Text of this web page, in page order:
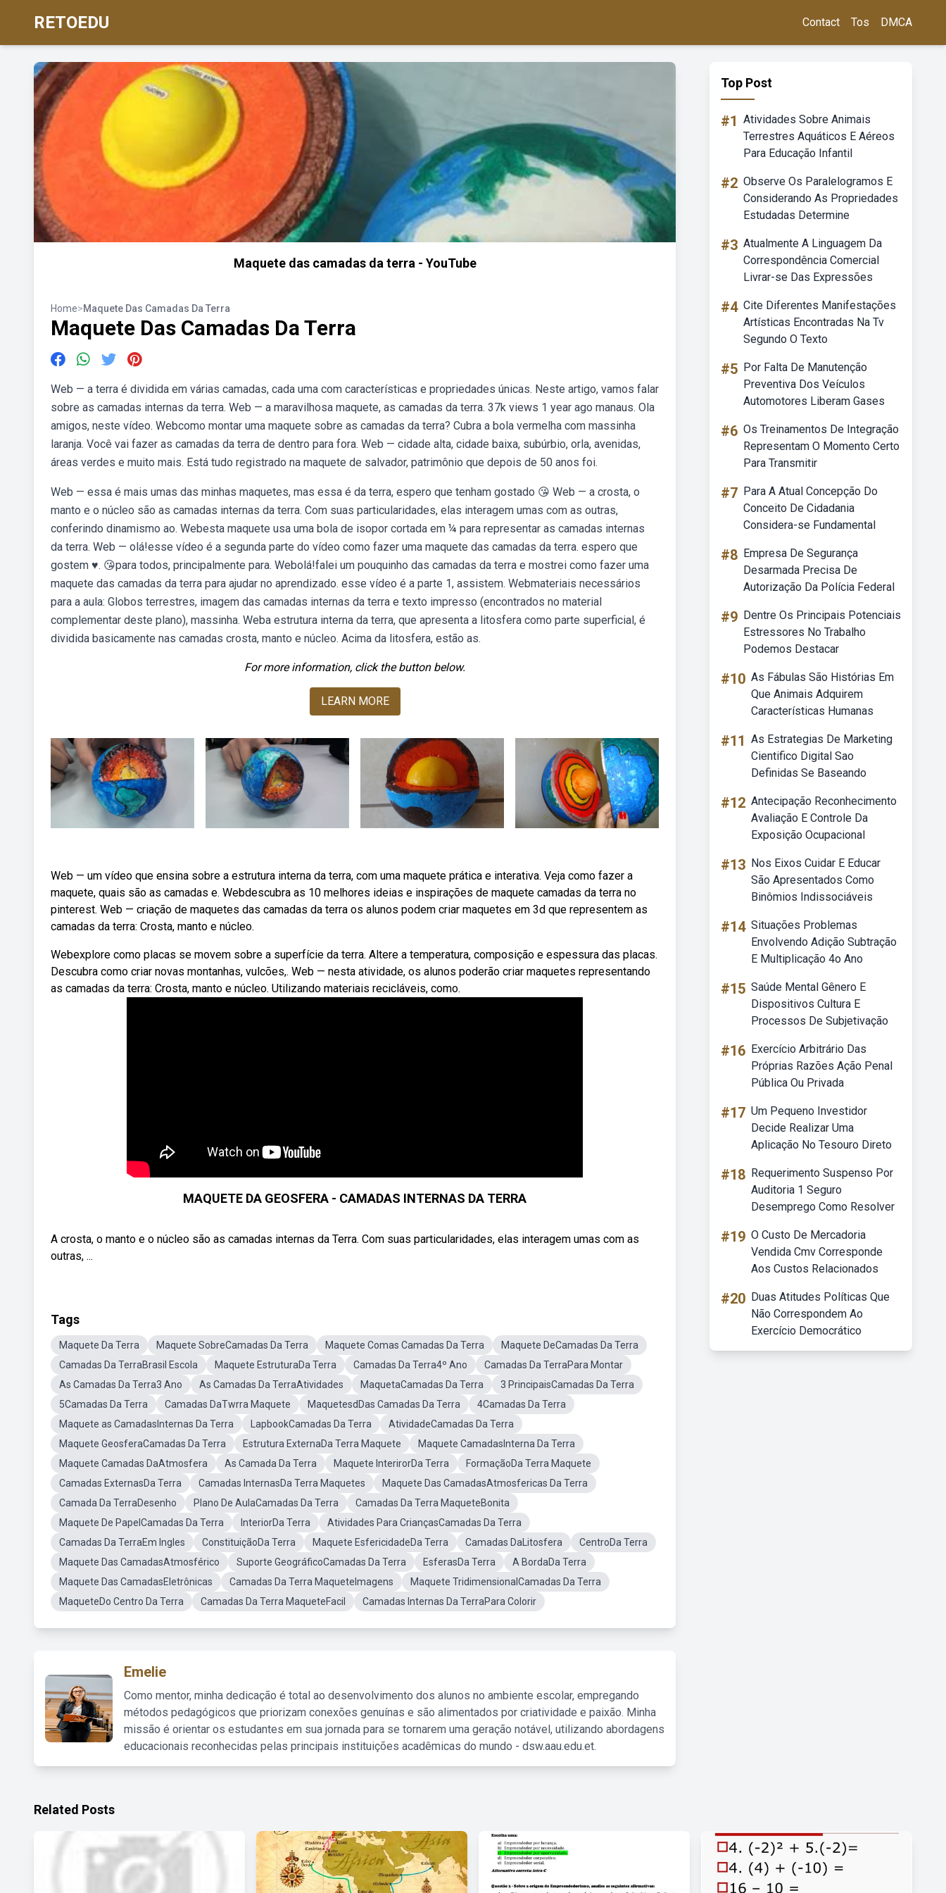
RETOEDU Contact Tos DMCA
Maquete das camadas da terra - YouTube
Home>Maquete Das Camadas Da Terra
Maquete Das Camadas Da Terra
Web — a terra é dividida em várias camadas, cada uma com características e propriedades únicas. Neste artigo, vamos falar
sobre as camadas internas da terra. Web — a maravilhosa maquete, as camadas da terra. 37k views 1 year ago manaus. Ola
amigos, neste vídeo. Webcomo montar uma maquete sobre as camadas da terra? Cubra a bola vermelha com massinha
laranja. Você vai fazer as camadas da terra de dentro para fora. Web — cidade alta, cidade baixa, subúrbio, orla, avenidas,
áreas verdes e muito mais. Está tudo registrado na maquete de salvador, patrimônio que depois de 50 anos foi.
Web — essa é mais umas das minhas maquetes, mas essa é da terra, espero que tenham gostado 😘 Web — a crosta, o
manto e o núcleo são as camadas internas da terra. Com suas particularidades, elas interagem umas com as outras,
conferindo dinamismo ao. Webesta maquete usa uma bola de isopor cortada em ¼ para representar as camadas internas
da terra. Web — olá!esse vídeo é a segunda parte do vídeo como fazer uma maquete das camadas da terra. espero que
gostem ♥️. 😘para todos, principalmente para. Webolá!falei um pouquinho das camadas da terra e mostrei como fazer uma
maquete das camadas da terra para ajudar no aprendizado. esse vídeo é a parte 1, assistem. Webmateriais necessários
para a aula: Globos terrestres, imagem das camadas internas da terra e texto impresso (encontrados no material
complementar deste plano), massinha. Weba estrutura interna da terra, que apresenta a litosfera como parte superficial, é
dividida basicamente nas camadas crosta, manto e núcleo. Acima da litosfera, estão as.
For more information, click the button below.
LEARN MORE
Web — um vídeo que ensina sobre a estrutura interna da terra, com uma maquete prática e interativa. Veja como fazer a
maquete, quais são as camadas e. Webdescubra as 10 melhores ideias e inspirações de maquete camadas da terra no
pinterest. Web — criação de maquetes das camadas da terra os alunos podem criar maquetes em 3d que representem as
camadas da terra: Crosta, manto e núcleo.
Webexplore como placas se movem sobre a superfície da terra. Altere a temperatura, composição e espessura das placas.
Descubra como criar novas montanhas, vulcões,. Web — nesta atividade, os alunos poderão criar maquetes representando
as camadas da terra: Crosta, manto e núcleo. Utilizando materiais recicláveis, como.
MAQUETE DA GEOSFERA - CAMADAS INTERNAS DA TERRA
A crosta, o manto e o núcleo são as camadas internas da Terra. Com suas particularidades, elas interagem umas com as
outras, ...
Tags
Maquete Da Terra Maquete SobreCamadas Da Terra Maquete Comas Camadas Da Terra
Maquete DeCamadas Da Terra
Camadas Da TerraBrasil Escola
Maquete EstruturaDa Terra Camadas Da Terra4º Ano
Camadas Da TerraPara Montar
As Camadas Da Terra3 Ano
As Camadas Da TerraAtividades MaquetaCamadas Da Terra
3 PrincipaisCamadas Da Terra
5Camadas Da Terra
Camadas DaTwrra Maquete MaquetesdDas Camadas Da Terra
4Camadas Da Terra
Maquete as CamadasInternas Da Terra
LapbookCamadas Da Terra
AtividadeCamadas Da Terra
Maquete GeosferaCamadas Da Terra
Estrutura ExternaDa Terra Maquete
Maquete CamadasInterna Da Terra
Maquete Camadas DaAtmosfera
As Camada Da Terra Maquete InterirorDa Terra
FormaçãoDa Terra Maquete
Camadas ExternasDa Terra
Camadas InternasDa Terra Maquetes
Maquete Das CamadasAtmosfericas Da Terra
Camada Da TerraDesenho
Plano De AulaCamadas Da Terra
Camadas Da Terra MaqueteBonita
Maquete De PapelCamadas Da Terra
InteriorDa Terra
Atividades Para CriançasCamadas Da Terra
Camadas Da TerraEm Ingles
ConstituiçãoDa Terra Maquete EsfericidadeDa Terra Camadas DaLitosfera
CentroDa Terra
Maquete Das CamadasAtmosférico
Suporte GeográficoCamadas Da Terra EsferasDa Terra
A BordaDa Terra
Maquete Das CamadasEletrônicas
Camadas Da Terra MaqueteImagens
Maquete TridimensionalCamadas Da Terra
MaqueteDo Centro Da Terra
Camadas Da Terra MaqueteFacil Camadas Internas Da TerraPara Colorir
Emelie
Como mentor, minha dedicação é total ao desenvolvimento dos alunos no ambiente escolar, empregando
métodos pedagógicos que priorizam conexões genuínas e são alimentados por criatividade e paixão. Minha
missão é orientar os estudantes em sua jornada para se tornarem uma geração notável, utilizando abordagens
educacionais reconhecidas pelas principais instituições acadêmicas do mundo - dsw.aau.edu.et.
Top Post
#1 Atividades Sobre Animais
Terrestres Aquáticos E Aéreos
Para Educação Infantil
#2 Observe Os Paralelogramos E
Considerando As Propriedades
Estudadas Determine
#3 Atualmente A Linguagem Da
Correspondência Comercial
Livrar-se Das Expressões
#4 Cite Diferentes Manifestações
Artísticas Encontradas Na Tv
Segundo O Texto
#5 Por Falta De Manutenção
Preventiva Dos Veículos
Automotores Liberam Gases
#6 Os Treinamentos De Integração
Representam O Momento Certo
Para Transmitir
#7 Para A Atual Concepção Do
Conceito De Cidadania
Considera-se Fundamental
#8 Empresa De Segurança
Desarmada Precisa De
Autorização Da Polícia Federal
#9 Dentre Os Principais Potenciais
Estressores No Trabalho
Podemos Destacar
#10 As Fábulas São Histórias Em
Que Animais Adquirem
Características Humanas
#11 As Estrategias De Marketing
Cientifico Digital Sao
Definidas Se Baseando
#12 Antecipação Reconhecimento
Avaliação E Controle Da
Exposição Ocupacional
#13 Nos Eixos Cuidar E Educar
São Apresentados Como
Binômios Indissociáveis
#14 Situações Problemas
Envolvendo Adição Subtração
E Multiplicação 4o Ano
#15 Saúde Mental Gênero E
Dispositivos Cultura E
Processos De Subjetivação
#16 Exercício Arbitrário Das
Próprias Razões Ação Penal
Pública Ou Privada
#17 Um Pequeno Investidor
Decide Realizar Uma
Aplicação No Tesouro Direto
#18 Requerimento Suspenso Por
Auditoria 1 Seguro
Desemprego Como Resolver
#19 O Custo De Mercadoria
Vendida Cmv Corresponde
Aos Custos Relacionados
#20 Duas Atitudes Políticas Que
Não Correspondem Ao
Exercício Democrático
Related Posts